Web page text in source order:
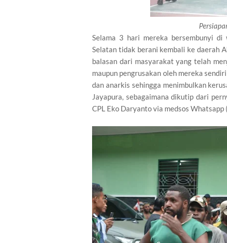
Selama 3 hari mereka bersembunyi
Selatan tidak berani kembali ke daerah
balasan dari masyarakat yang telah
maupun pengrusakan oleh mereka
dan anarkis sehingga menimbulkan
Jayapura, sebagaimana dikutip dari
CPL Eko Daryanto via medsos